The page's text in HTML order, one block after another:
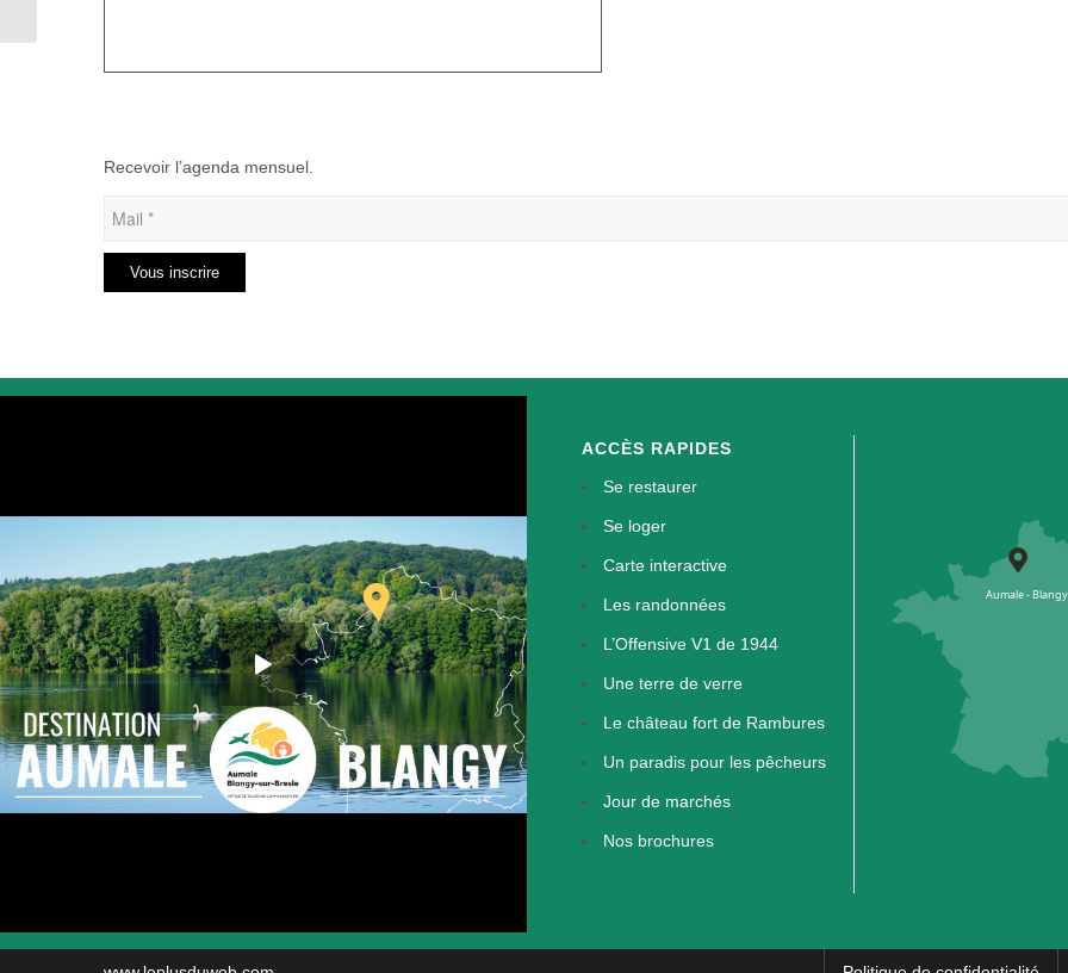
Recevoir l’agenda mensuel.
ACCÈS RAPIDES
Se restaurer
Se loger
Carte interactive
Les randonnées
L’Offensive V1 de 1944
Une terre de verre
Le château fort de Rambures
Un paradis pour les pêcheurs
Jour de marchés
Nos brochures